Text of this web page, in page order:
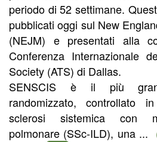
periodo di 52 settimane.
pubblicati oggi sul New
(NEJM) e presentati alla
Conferenza Internazionale
Society (ATS) di Dallas.
SENSCIS è il più
randomizzato, controllato
sclerosi sistemica con
polmonare (SSc-ILD), una ...